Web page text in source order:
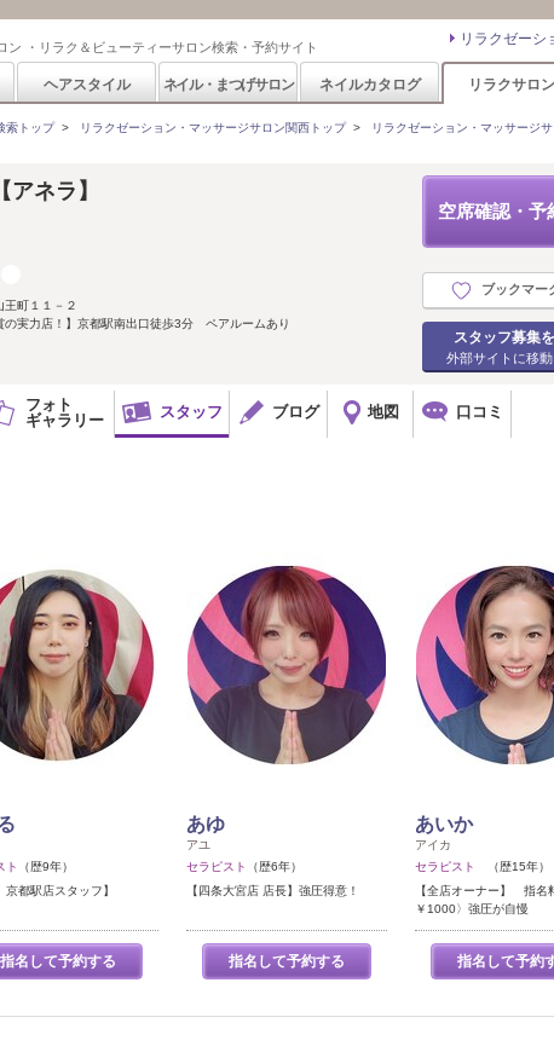
ン ・リラク＆ビューティーサロン検索・予約サイト リラクゼーシ
ヘアスタイル ネイル・まつげサロン ネイルカタログ リラクサロン
索トップ> リラクゼーション・マッサージサロン関西トップ> リラクゼーション・マッサージ
空席確認・予
ブックマー
スタッフ募集
外部サイトに移
ネラ】
町１１－２
の実力店！】京都駅南出口徒歩3分 ペアルームあり
フォト
ギャラリー
スタッフ ブログ 地図 口コミ
ト
（歴9年）
京都駅店スタッフ】
指名して予約する
あゆ
アユ
セラピスト
（歴6年）
【四条大宮店 店長】強圧得意！
指名して予約する
あいか
アイカ
セラピスト
（歴15年）
【全店オーナー】 指名
￥1000〉強圧が自慢
指名して予約